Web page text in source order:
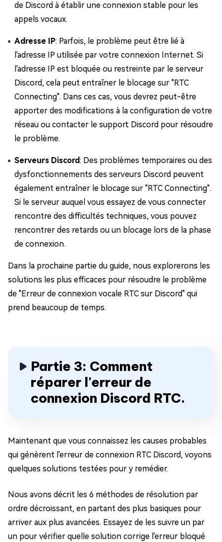
de Discord à établir une connexion stable pour les
appels vocaux.
Adresse IP: Parfois, le problème peut être lié à
l'adresse IP utilisée par votre connexion Internet. Si
l'adresse IP est bloquée ou restreinte par le serveur
Discord, cela peut entraîner le blocage sur "RTC
Connecting". Dans ces cas, vous devrez peut-être
apporter des modifications à la configuration de votre
réseau ou contacter le support Discord pour résoudre
le problème.
Serveurs Discord: Des problèmes temporaires ou des
dysfonctionnements des serveurs Discord peuvent
également entraîner le blocage sur "RTC Connecting".
Si le serveur auquel vous essayez de vous connecter
rencontre des difficultés techniques, vous pouvez
rencontrer des retards ou un blocage lors de la phase
de connexion.
Dans la prochaine partie du guide, nous explorerons les
solutions les plus efficaces pour résoudre le problème
de "Erreur de connexion vocale RTC sur Discord" qui
prend beaucoup de temps.
Partie 3: Comment
réparer l'erreur de
connexion Discord RTC.
Maintenant que vous connaissez les causes probables
qui génèrent l'erreur de connexion RTC Discord, voyons
quelques solutions testées pour y remédier.
Nous avons décrit les 6 méthodes de résolution par
ordre décroissant, en partant des plus basiques pour
arriver aux plus avancées. Essayez de les suivre un par
un pour vérifier quelle solution corrige l'erreur bloqué